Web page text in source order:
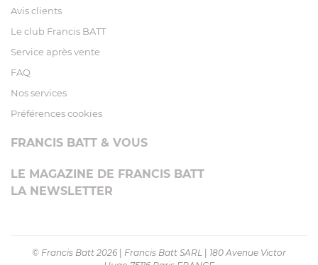
Avis clients
Le club Francis BATT
Service après vente
FAQ
Nos services
Préférences cookies
FRANCIS BATT & VOUS
LE MAGAZINE DE FRANCIS BATT
LA NEWSLETTER
© Francis Batt 2026 Francis Batt SARL
180 Avenue Victor